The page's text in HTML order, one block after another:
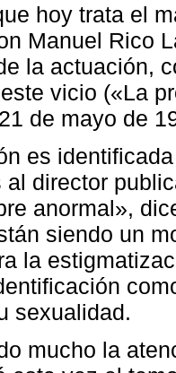
hoy trata el
Manuel Rico
la actuación,
vicio («La
de mayo de
es
al director
anormal»,
siendo un
la
sexualidad.
mucho la